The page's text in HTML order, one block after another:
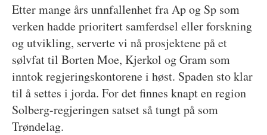
Etter mange års unnfallenhet fra Ap og Sp som
verken hadde prioritert samferdsel eller forskning
og utvikling, serverte vi nå prosjektene på et
sølvfat til Borten Moe, Kjerkol og Gram som
inntok regjeringskontorene i høst. Spaden sto klar
til å settes i jorda. For det finnes knapt en region
Solberg-regjeringen satset så tungt på som
Trøndelag.